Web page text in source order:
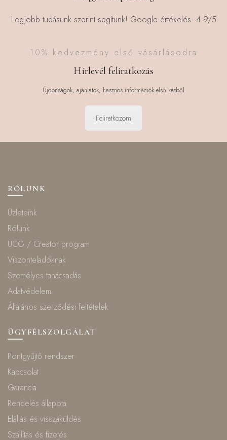
Legjobb tudásunk szerint segítünk! Google értékelés: 4.9/5
10% kedvezmény első vásárlásodra
Hírlevél feliratkozás
Újdonságok, ajánlatok, hasznos információk első kézből
Feliratkozom
RÓLUNK
Üzleteink
Rólunk
UCG / Creator program
Viszonteladóknak
Személyes tanácsadás
Adatvédelem
Általános szerződési feltételek
ÜGYFÉLSZOLGÁLAT
Pontgyűjtő rendszer
Kapcsolat
Garancia
Rendelés állapota
Elállás és visszaküldés
Szállítás és fizetés